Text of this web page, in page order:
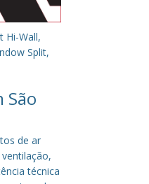
Hi-Wall,
Split,
São
de ar
técnica